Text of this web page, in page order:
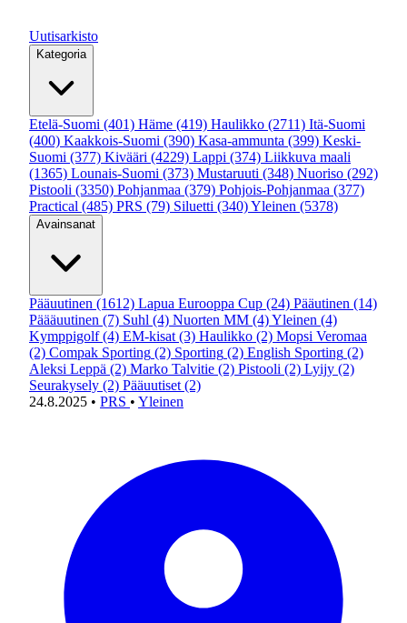
Uutisarkisto
Kategoria
Etelä-Suomi (401) Häme (419) Haulikko (2711) Itä-Suomi
(400) Kaakkois-Suomi (390) Kasa-ammunta (399) Keski-
Suomi (377) Kivääri (4229) Lappi (374) Liikkuva maali
(1365) Lounais-Suomi (373) Mustaruuti (348) Nuoriso (292)
Pistooli (3350) Pohjanmaa (379) Pohjois-Pohjanmaa (377)
Practical (485) PRS (79) Siluetti (340)Yleinen (5378)
Avainsanat
Pääuutinen (1612) Lapua Eurooppa Cup (24) Pääutinen (14)
Päääuutinen (7) Suhl (4) Nuorten MM (4)Yleinen (4)
Kymppigolf (4) EM-kisat (3) Haulikko (2) Mopsi Veromaa
(2) Compak Sporting (2) Sporting (2) English Sporting (2)
Aleksi Leppä (2) Marko Talvitie (2) Pistooli (2) Lyijy (2)
Seurakysely (2) Pääuutiset (2)
24.8.2025 • PRS • Yleinen